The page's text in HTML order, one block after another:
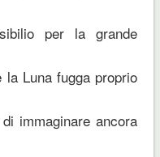
per la grande
la Luna fugga proprio
immaginare ancora